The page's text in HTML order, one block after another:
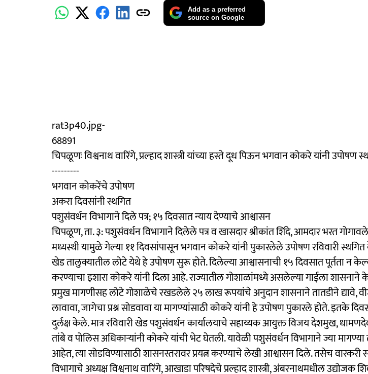
Add as a preferred
source on Google
rat3p40.jpg-
68891
चिपळूणः विश्वनाथ वारिंगे, प्रल्हाद शास्त्री यांच्या हस्ते दूध पिऊन भगवान कोकरे यांनी उपोषण
---------
भगवान कोकरेंचे उपोषण
अकरा दिवसांनी स्थगित
पशुसंवर्धन विभागाने दिले पत्र; १५ दिवसात न्याय देण्याचे आश्वासन
चिपळूण, ता. ३: पशुसंवर्धन विभागाने दिलेले पत्र व खासदार श्रीकांत शिंदे, आमदार भरत
मध्यस्थी यामुळे गेल्या ११ दिवसांपासून भगवान कोकरे यांनी पुकारलेले उपोषण रविवारी
खेड तालुक्यातील लोटे येथे हे उपोषण सुरू होते. दिलेल्या आश्वासनाची १५ दिवसात पूर्तता न
करण्याचा इशारा कोकरे यांनी दिला आहे. राज्यातील गोशाळांमध्ये असलेल्या गाईला शासनाने
प्रमुख मागणीसह लोटे गोशाळेचे रखडलेले २५ लाख रूपयांचे अनुदान शासनाने तातडीने द्यावे,
लावावा, जागेचा प्रश्न सोडवावा या मागण्यांसाठी कोकरे यांनी हे उपोषण पुकारले होते. इतके
दुर्लक्ष केले. मात्र रविवारी खेड पशुसंवर्धन कार्यालयाचे सहाय्यक आयुक्त विजय देशमुख,
तांबे व पोलिस अधिकाऱ्यांनी कोकरे यांची भेट घेतली. यावेळी पशुसंवर्धन विभागाने ज्या मागण्या
आहेत, त्या सोडविण्यासाठी शासनस्तरावर प्रयत्न करण्याचे लेखी आश्वासन दिले. तसेच वारकरी
विभागाचे अध्यक्ष विश्वनाथ वारिंगे, आखाडा परिषदेचे प्रल्हाद शास्त्री, अंबरनाथमधील उद्योजक